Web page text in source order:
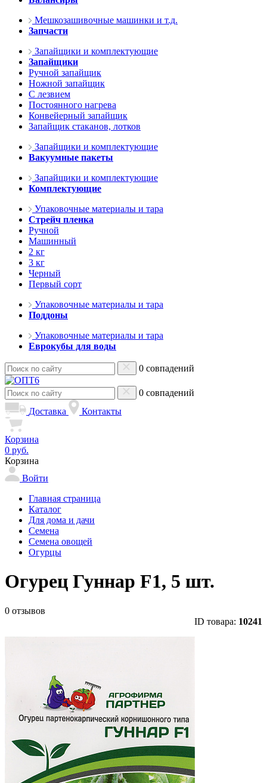
Мешкозашивочные машинки и т.д.
Запчасти
Запайщики и комплектующие
Запайщики
Ручной запайщик
Ножной запайщик
С лезвием
Постоянного нагрева
Конвейерный запайщик
Запайщик стаканов, лотков
Запайщики и комплектующие
Вакуумные пакеты
Запайщики и комплектующие
Комплектующие
Упаковочные материалы и тара
Стрейч пленка
Ручной
Машинный
2 кг
3 кг
Черный
Первый сорт
Упаковочные материалы и тара
Поддоны
Упаковочные материалы и тара
Еврокубы для воды
0 совпадений
0 совпадений
Доставка
Контакты
Корзина
0 руб.
Корзина
Войти
Главная страница
Каталог
Для дома и дачи
Семена
Семена овощей
Огурцы
Огурец Гуннар F1, 5 шт.
0 отзывов
ID товара: 10241